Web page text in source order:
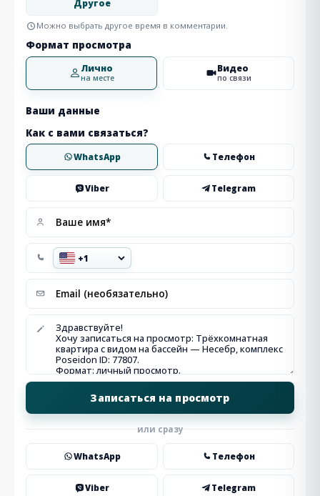
Другое
Можно выбрать другое время в комментарии.
Формат просмотра
Лично
на месте
Видео
по связи
Ваши данные
Как с вами связаться?
WhatsApp Телефон
Viber Telegram
или сразу
WhatsApp Телефон
Viber Telegram